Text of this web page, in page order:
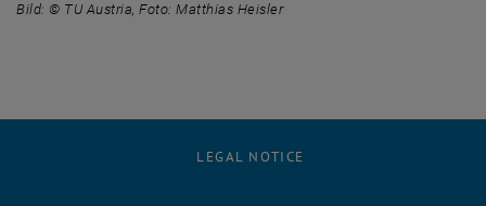
Bild: © TU Austria, Foto: Matthias Heisler
LEGAL NOTICE